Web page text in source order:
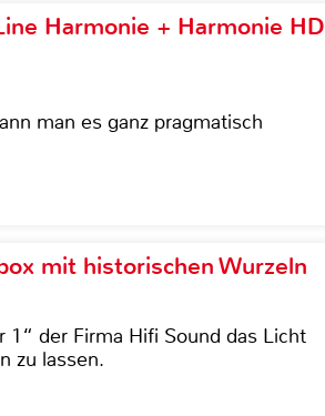
Harmonie + Harmonie HD
man es ganz pragmatisch
mit historischen Wurzeln
der Firma Hifi Sound das Licht
zu lassen.